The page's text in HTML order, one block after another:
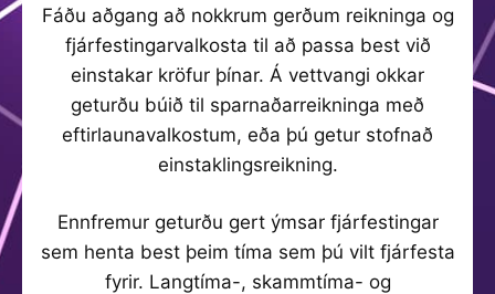
Fáðu aðgang að nokkrum gerðum reikninga og
fjárfestingarvalkosta til að passa best við
einstakar kröfur þínar. Á vettvangi okkar
geturðu búið til sparnaðarreikninga með
eftirlaunavalkostum, eða þú getur stofnað
einstaklingsreikning.
Ennfremur geturðu gert ýmsar fjárfestingar
sem henta best þeim tíma sem þú vilt fjárfesta
fyrir. Langtíma-, skammtíma- og